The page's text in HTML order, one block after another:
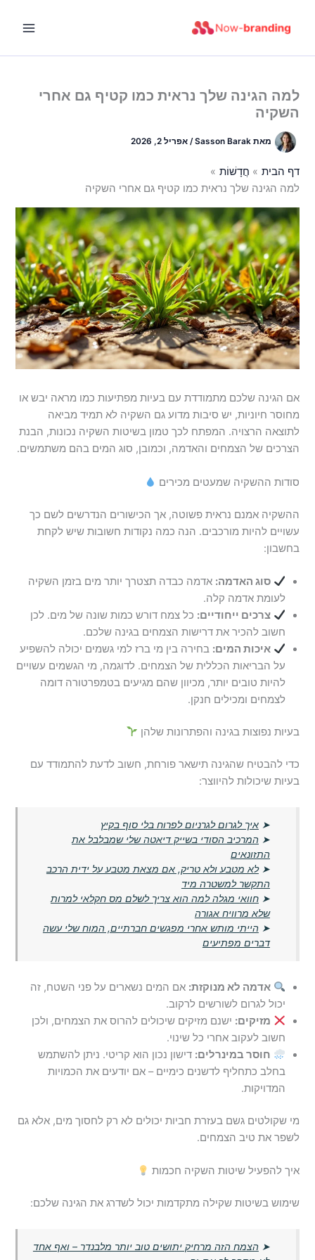
למה הגינה שלך נראית כמו קטיף גם אחרי
השקיה
מאתSasson Barak
/אפריל 2, 2026
דף הבית
חֲדָשׁוֹת
למה הגינה שלך נראית כמו קטיף גם אחרי השקיה
אם הגינה שלכם מתמודדת עם בעיות מפתיעות כמו מראה יבש או
מחוסר חיוניות, יש סיבות מדוע גם השקיה לא תמיד מביאה
לתוצאה הרצויה. המפתח לכך טמון בשיטות השקיה נכונות, הבנת
הצרכים של הצמחים והאדמה, וכמובן, סוג המים בהם משתמשים.
סודות ההשקיה שמעטים מכירים
ההשקיה אמנם נראית פשוטה, אך הכישורים הנדרשים לשם כך
עשויים להיות מורכבים. הנה כמה נקודות חשובות שיש לקחת
בחשבון:
סוג האדמה: אדמה כבדה תצטרך יותר מים בזמן השקיה
לעומת אדמה קלה.
צרכים ייחודיים: כל צמח דורש כמות שונה של מים. לכן
חשוב להכיר את דרישות הצמחים בגינה שלכם.
איכות המים: בחירה בין מי ברז למי גשמים יכולה להשפיע
על הבריאות הכללית של הצמחים. לדוגמה, מי הגשמים עשויים
להיות טובים יותר, מכיוון שהם מגיעים בטמפרטורה דומה
לצמחים ומכילים חנקן.
בעיות נפוצות בגינה והפתרונות שלהן
כדי להבטיח שהגינה תישאר פורחת, חשוב לדעת להתמודד עם
בעיות שיכולות להיווצר:
➤איך לגרום לגרניום לפרוח בלי סוף בקיץ
➤ המרכיב הסודי בשייק דיאטה שלי שמבלבל את
התזונאים
➤לא מטבע ולא טריק, אם מצאת מטבע על ידית הרכב
התקשר למשטרה מיד
➤חוואי מגלה למה הוא צריך לשלם מס חקלאי למרות
שלא מרוויח אגורה
➤ הייתי מותש אחרי מפגשים חברתיים, המוח שלי עשה
דברים מפתיעים
אדמה לא מנוקזת: אם המים נשארים על פני השטח, זה
יכול לגרום לשורשים לרקוב.
מזיקים: ישנם מזיקים שיכולים להרוס את הצמחים, ולכן
חשוב לעקוב אחרי כל שינוי.
חוסר במינרלים: דישון נכון הוא קריטי. ניתן להשתמש
בחלב כתחליף לדשנים כימיים – אם יודעים את הכמויות
המדויקות.
מי שקולטים גשם בעזרת חביות יכולים לא רק לחסוך מים, אלא גם
לשפר את טיב הצמחים.
איך להפעיל שיטות השקיה חכמות
שימוש בשיטות שקילה מתקדמות יכול לשדרג את הגינה שלכם:
➤ הצמח הזה מרחיק יתושים טוב יותר מלבנדר – ואף אחד